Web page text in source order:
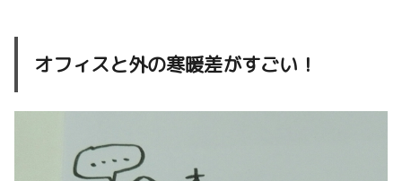
オフィスと外の寒暖差がすごい！